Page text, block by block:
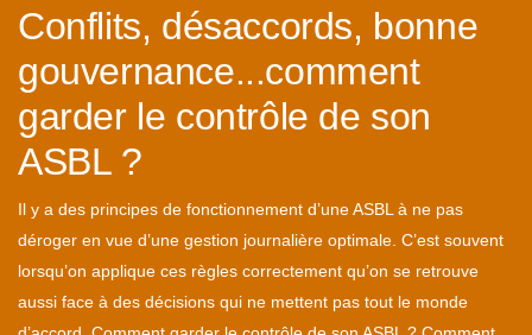
Conflits, désaccords, bonne
gouvernance...comment
garder le contrôle de son
ASBL ?
Il y a des principes de fonctionnement d’une ASBL à ne pas
déroger en vue d’une gestion journalière optimale. C’est souvent
lorsqu’on applique ces règles correctement qu’on se retrouve
aussi face à des décisions qui ne mettent pas tout le monde